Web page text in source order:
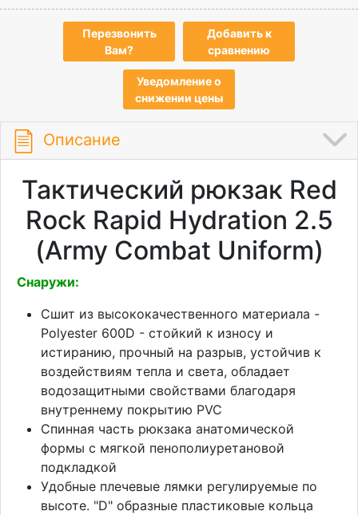
Перезвонить
Вам?
Добавить к
сравнению
Уведомление о
снижении цены
Описание
Тактический рюкзак Red
Rock Rapid Hydration 2.5
(Army Combat Uniform)
Снаружи:
Сшит из высококачественного материала -
Polyester 600D - стойкий к износу и
истиранию, прочный на разрыв, устойчив к
воздействиям тепла и света, обладает
водозащитными свойствами благодаря
внутреннему покрытию PVC
Спинная часть рюкзака анатомической
формы с мягкой пенополиуретановой
подкладкой
Удобные плечевые лямки регулируемые по
высоте. "D" образные пластиковые кольца